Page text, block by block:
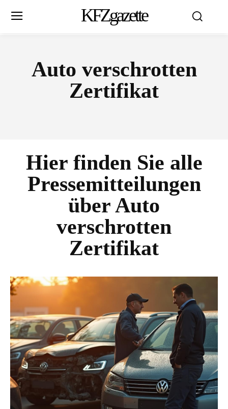
KFZgazette
Auto verschrotten
Zertifikat
Hier finden Sie alle
Pressemitteilungen
überAuto
verschrotten
Zertifikat